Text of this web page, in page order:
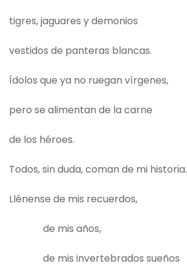
tigres, jaguares y demonios
vestidos de panteras blancas.
Ídolos que ya no ruegan vírgenes,
pero se alimentan de la carne
de los héroes.
Todos, sin duda, coman de mi historia.
Llénense de mis recuerdos,
de mis años,
de mis invertebrados sueños